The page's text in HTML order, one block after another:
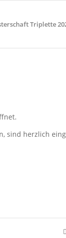
Triplette
sind herzlich